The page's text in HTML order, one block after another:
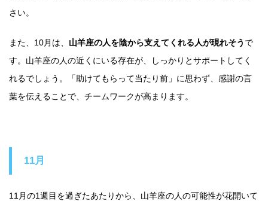
さい。
また、10月は、 山羊座の人を陰から支えてくれる人が現れそう で
す。山羊座の人の近くにいる存在が、しっかりとサポートしてく
れるでしょう。「助けてもらって当たり前」に思わず、感謝の言
葉を伝えることで、チームワークが高まります。
11月
11月の1週目を過ぎたあたりから、山羊座の人の可能性が花開いて